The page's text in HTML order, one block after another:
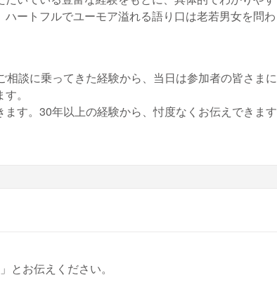
ートフルでユーモア溢れる語り口は老若男女を問わ
談に乗ってきた経験から、当日は参加者の皆さまに
。
す。30年以上の経験から、忖度なくお伝えできます
とお伝えください。